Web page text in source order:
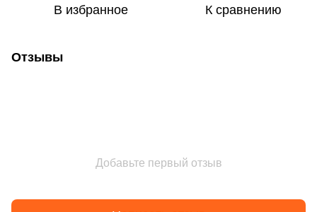
В избранное К сравнению
Отзывы
Добавьте первый отзыв